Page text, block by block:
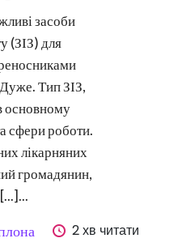
засоби
(ЗІЗ) для
Тип ЗІЗ,
основному
сфери роботи.
лікарняних
громадянин,
2 хв читати